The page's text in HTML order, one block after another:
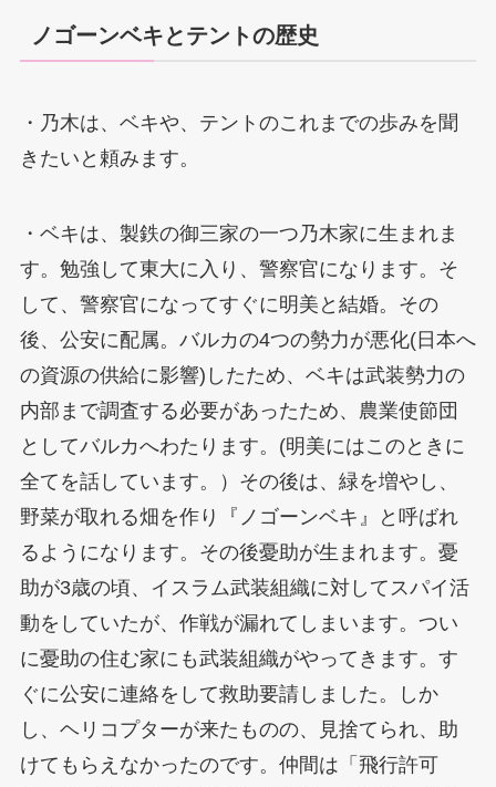
ノゴーンベキとテントの歴史
・乃木は、ベキや、テントのこれまでの歩みを聞
きたいと頼みます。
・ベキは、製鉄の御三家の一つ乃木家に生まれま
す。勉強して東大に入り、警察官になります。そ
して、警察官になってすぐに明美と結婚。その
後、公安に配属。バルカの4つの勢力が悪化(日本へ
の資源の供給に影響)したため、ベキは武装勢力の
内部まで調査する必要があったため、農業使節団
としてバルカへわたります。(明美にはこのときに
全てを話しています。）その後は、緑を増やし、
野菜が取れる畑を作り『ノゴーンベキ』と呼ばれ
るようになります。その後憂助が生まれます。憂
助が3歳の頃、イスラム武装組織に対してスパイ活
動をしていたが、作戦が漏れてしまいます。つい
に憂助の住む家にも武装組織がやってきます。す
ぐに公安に連絡をして救助要請しました。しか
し、ヘリコプターが来たものの、見捨てられ、助
けてもらえなかったのです。仲間は「飛行許可